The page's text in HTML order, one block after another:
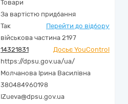
Товари
За вартістю придбання
Так
Перейти до відбору
військова частина 2197
14321831
Досьє YouControl
https://dpsu.gov.ua/ua/
Молчанова Ірина Василівна
380484960198
IZueva@dpsu.gov.ua